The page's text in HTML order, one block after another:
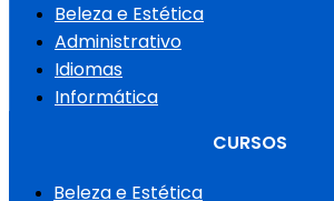
Beleza e Estética
Administrativo
Idiomas
Informática
CURSOS
Beleza e Estética